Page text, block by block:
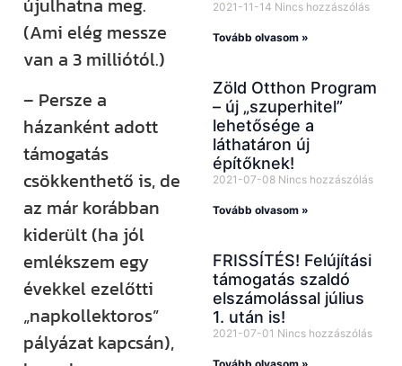
újulhatna meg.
(Ami elég messze
van a 3 milliótól.)
– Persze a
házanként adott
támogatás
csökkenthető is, de
az már korábban
kiderült (ha jól
emlékszem egy
évekkel ezelőtti
„napkollektoros”
pályázat kapcsán),
2021-11-14 Nincs hozzászólás
Tovább olvasom »
Zöld Otthon Program
– új „szuperhitel”
lehetősége a
láthatáron új
építőknek!
2021-07-08 Nincs hozzászólás
Tovább olvasom »
FRISSÍTÉS! Felújítási
támogatás szaldó
elszámolással július
1. után is!
2021-07-01 Nincs hozzászólás